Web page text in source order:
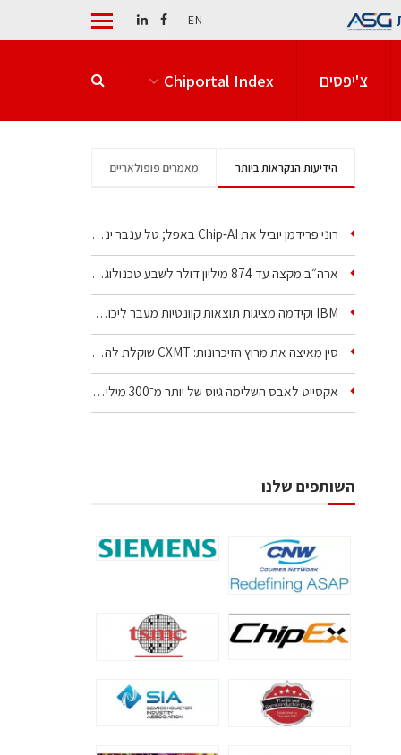
EN
צ'יפסים Chiportal Index
הידיעות הנקראות ביותר מאמרים פופולאריים
רוני פרידמן יוביל את Chip‑AI באפל; טל ענבר ינהל את…
ארה״ב מקצה עד 874 מיליון דולר לשבע טכנולוגיות שבבים…
IBM וקידמה מציגות תוצאות קוונטיות מעבר ליכולת…
סין מאיצה את מרוץ הזיכרונות: CXMT שוקלת להקים מפעל…
אקסייט לאבס השלימה גיוס של יותר מ־300 מיליון דולר…
השותפים שלנו